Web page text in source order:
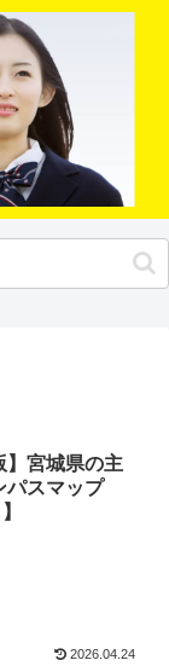
】宮城県の主
パスマップ
2026.04.24